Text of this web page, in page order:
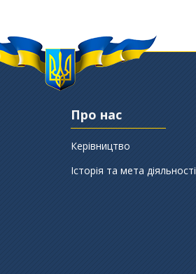
Про нас
Керівництво
Історія та мета діяльності